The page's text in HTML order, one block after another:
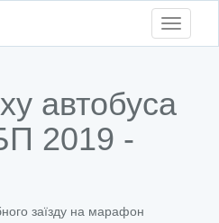
Toggle
автобуса
2019 -
заїзду на марафон